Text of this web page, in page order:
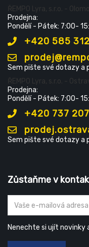
ŘEMPO Lyra, s.r.o. -
Prodejna:
Pondělí - Pátek: 7:00-
+420 585
Sem pište své dotazy a
ŘEMPO Lyra, s.r.o. -
Prodejna:
Pondělí - Pátek: 7:00-
+420 737
Sem pište své dotazy a
Zůstaňme v
Nenechte si ujít novinky